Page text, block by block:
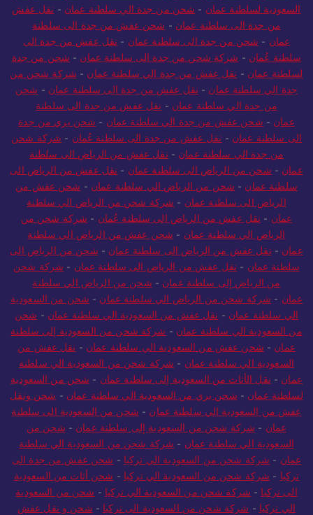
السعودية لسلطنة عمان - شحن من جدة الي سلطنة عمان - نقل عفش
من جدة الى سلطنة عمان - شحن عفش من جدة الى سلطنة
عمان - شحن من جدة الى سلطنة عمان - نقل عفش من جدة الى
سلطنة عُمان - شركة شحن من جدة الى سلطنة عمان - شحن من جدة
لسلطنة عمان - نقل عفش من جدة الي سلطنة عمان - شركة شحن من
جدة الي سلطنة عمان - نقل عفش من جدة الى سلطنة عمان - شحن
من جدة الي سلطنة عمان - نقل عفش من جدة الى سلطنة
عمان - شحن عفش من جدة الي سلطنة عمان - شحن بري من جدة
الى سلطنة عمان - نقل عفش من جدة الى سلطنة عُمان - شركة شحن
من جدة الي سلطنة عمان - نقل عفش من الرياض الى سلطنة
عمان - شحن من الرياض الى سلطنة عمان - نقل عفش من الرياض الى
سلطنة عمان - شحن من الرياض الي سلطنة عمان - شحن عفش من
الرياض الى سلطنة عمان - شركة شحن من الرياض الي سلطنة
عمان - نقل عفش من الرياض الى سلطنة عُمان - شركة شحن من
الرياض الي سلطنة عمان - شحن عفش من الرياض الي سلطنة
عمان - نقل عفش من الرياض الى سلطنة عمان - شحن من الرياض الى
سلطنة عمان - نقل عفش من الرياض الى سلطنة عمان - شركة شحن
من الرياض إلى سلطنة عمان - شحن من الرياض الي سلطنة
عمان - شركة شحن من الرياض الي سلطنة عمان - شحن من السعودية
الي سلطنة عمان - نقل عفش من السعودية الي سلطنة عمان - شحن
من السعودية الي سلطنة عمان - شركة شحن من السعودية إلى سلطنة
عمان - شحن عفش من السعودية الي سلطنة عمان - نقل عفش من
السعودية الي سلطنة عمان - شركة شحن من السعودية الي سلطنة
عمان - نقل الأثاث من السعودية إلى سلطنة عمان - شحن من السعودية
لسلطنة عمان - شحن بري من السعودية الي سلطنة عمان - شحن ونقل
عفش من السعودية الي سلطنة عمان - شحن من السعودية الى سلطنة
عمان - شركة شحن من السعودية إلى سلطنة عمان - شحن من
السعودية الي سلطنة عمان - شركة شحن من السعودية الي سلطنة
عمان - شركة شحن من السعودية الي تركيا - شحن عفش من جدة الى
تركيا - شركة شحن من السعودية الي تركيا - شحن أثاث من السعودية
الى تركيا - شركة شحن من السعودية الي تركيا - شحن من السعودية
الي تركيا - شركة شحن من السعودية الى تركيا - شحن و نقل عفش